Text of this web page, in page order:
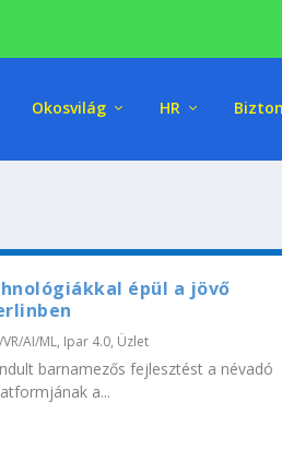
Okosvilág HR
épül a jövő
VR/AI/ML, Ipar 4.0, Üzlet
barnamezős fejlesztést a névadó
a...